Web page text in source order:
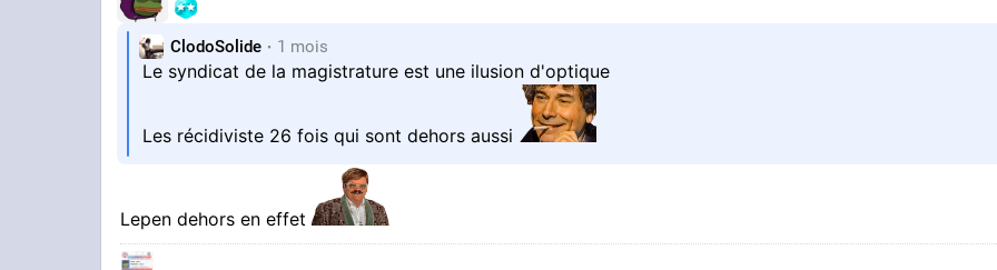
ClodoSolide 1 mois
Le syndicat de la magistrature est une ilusion d'optique
Les récidiviste 26 fois qui sont dehors aussi
Lepen dehors en effet